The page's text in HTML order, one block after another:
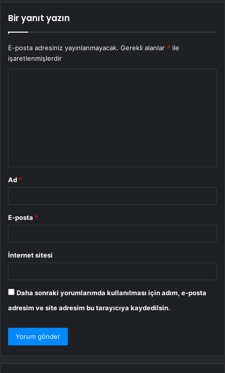
Bir yanıt yazın
E-posta adresiniz yayınlanmayacak. Gerekli alanlar * ile
işaretlenmişlerdir
Ad *
E-posta *
İnternet sitesi
Daha sonraki yorumlarımda kullanılması için adım, e-posta
adresim ve site adresim bu tarayıcıya kaydedilsin.